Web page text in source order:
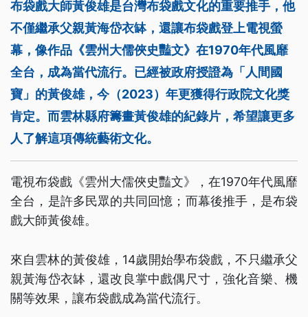
布袋戲大師黃俊雄是台灣布袋戲文化的重要推手，他
不僅繼承父親黃海岱衣缽，還讓布袋戲登上電視螢
幕，像作品《雲州大儒俠史豔文》在1970年代風靡
全台，成為當代流行。已經被政府授證為「人間國
寶」的黃俊雄，今（2023）年更獲得行政院文化獎
肯定。而雲林縣府籌畫黃俊雄的紀錄片，希望讓更多
人了解這項傳統藝術文化。
電視布袋戲《雲州大儒俠史豔文》，在1970年代風靡
全台，是許多民眾的共同回憶；而幕後推手，是布袋
戲大師黃俊雄。
來自雲林的黃俊雄，14歲開始學布袋戲，不只繼承父
親黃海岱衣缽，還改良掌中戲偶尺寸，強化音樂、機
關等效果，讓布袋戲成為當代流行。